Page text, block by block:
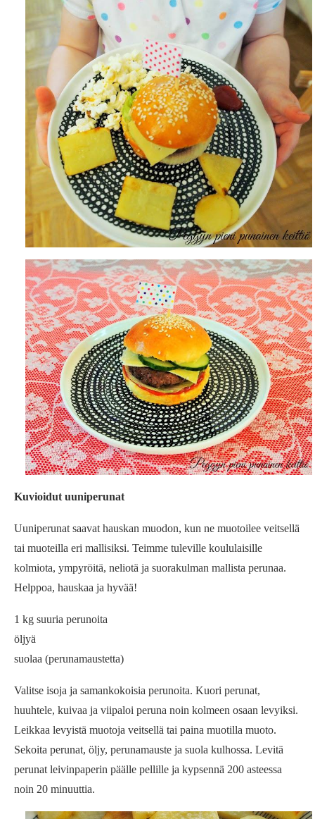
Kuvioidut uuniperunat
Uuniperunat saavat hauskan muodon, kun ne muotoilee veitsellä
tai muoteilla eri mallisiksi. Teimme tuleville koululaisille
kolmiota, ympyröitä, neliotä ja suorakulman mallista perunaa.
Helppoa, hauskaa ja hyvää!
1 kg suuria perunoita
öljyä
suolaa (perunamaustetta)
Valitse isoja ja samankokoisia perunoita. Kuori perunat,
huuhtele, kuivaa ja viipaloi peruna noin kolmeen osaan levyiksi.
Leikkaa levyistä muotoja veitsellä tai paina muotilla muoto.
Sekoita perunat, öljy, perunamauste ja suola kulhossa. Levitä
perunat leivinpaperin päälle pellille ja kypsennä 200 asteessa
noin 20 minuuttia.